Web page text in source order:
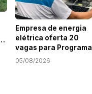
Empresa de energia
elétrica oferta 20
vagas para Programa
Jovem Aprendiz em
05/08/2026